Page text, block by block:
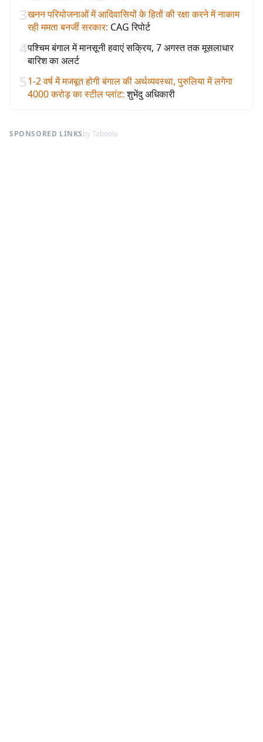
3खनन परियोजनाओं में आदिवासियों के हितों की रक्षा करने में नाकाम
रही ममता बनर्जी सरकार: CAG रिपोर्ट
4पश्चिम बंगाल में मानसूनी हवाएं सक्रिय, 7 अगस्त तक मूसलाधार
बारिश का अलर्ट
51-2 वर्ष में मजबूत होगी बंगाल की अर्थव्यवस्था, पुरुलिया में लगेगा
4000 करोड़ का स्टील प्लांट: शुभेंदु अधिकारी
SPONSORED LINKSby Taboola